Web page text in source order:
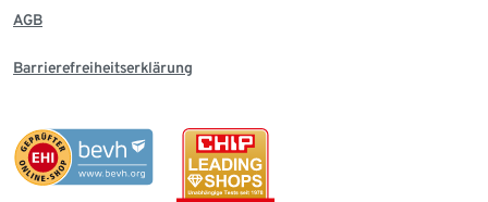
AGB
Barrierefreiheitserklärung